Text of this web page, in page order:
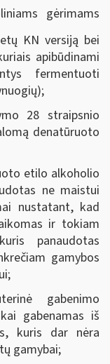
gėrimams
KN versiją bei
apibūdinami
fermentuoti
28 straipsnio
denatūruoto
etilo alkoholio
ne maistui
nustatant, kad
ir tokiam
panaudotas
gamybos
gabenimo
gabenamas iš
kuris dar nėra
gamybai;